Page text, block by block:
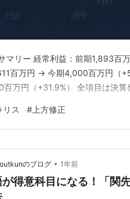
マリー 経常利益：前期1,893百
百万円 → 今期4,000百万円（
百万円（+31.9%） 全項目は決
リス # 上方修正
のブログ • 1年前
得意科目になる！「関